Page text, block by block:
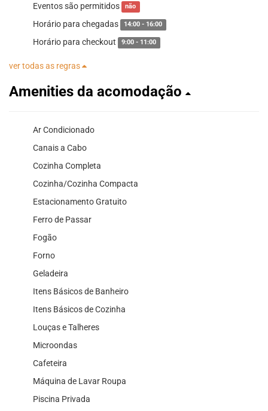
Eventos são permitidos não
Horário para chegadas 14:00 - 16:00
Horário para checkout 9:00 - 11:00
ver todas as regras
Amenities da acomodação
Ar Condicionado
Canais a Cabo
Cozinha Completa
Cozinha/Cozinha Compacta
Estacionamento Gratuito
Ferro de Passar
Fogão
Forno
Geladeira
Itens Básicos de Banheiro
Itens Básicos de Cozinha
Louças e Talheres
Microondas
Cafeteira
Máquina de Lavar Roupa
Piscina Privada